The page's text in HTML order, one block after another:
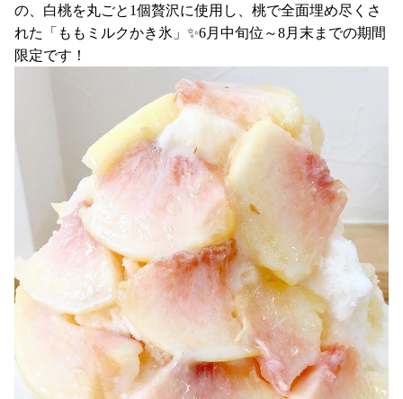
の、白桃を丸ごと1個贅沢に使用し、桃で全面埋め尽くさ
れた「ももミルクかき氷」✨6月中旬位～8月末までの期間
限定です！